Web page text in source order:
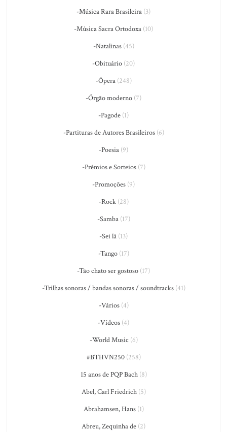
-Música Rara Brasileira (3)
-Música Sacra Ortodoxa (10)
-Natalinas(45)
-Obituário (20)
-Ópera(248)
-Órgão moderno (7)
-Pagode (1)
-Partituras de Autores Brasileiros(6)
-Poesia (9)
-Prêmios e Sorteios(7)
-Promoções (9)
-Rock(28)
-Samba(17)
-Sei lá (13)
-Tango(17)
-Tão chato ser gostoso (17)
-Trilhas sonoras / bandas sonoras / soundtracks(41)
-Vários(4)
-Vídeos (4)
-World Music (6)
#BTHVN250(258)
15 anos de PQP Bach(8)
Abel, Carl Friedrich(5)
Abrahamsen, Hans(1)
Abreu, Zequinha de (2)